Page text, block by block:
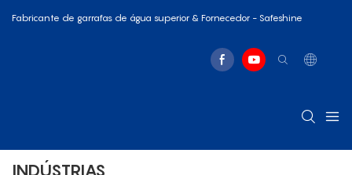
Fabricante de garrafas de água superior & Fornecedor - Safeshine
INDÚSTRIAS